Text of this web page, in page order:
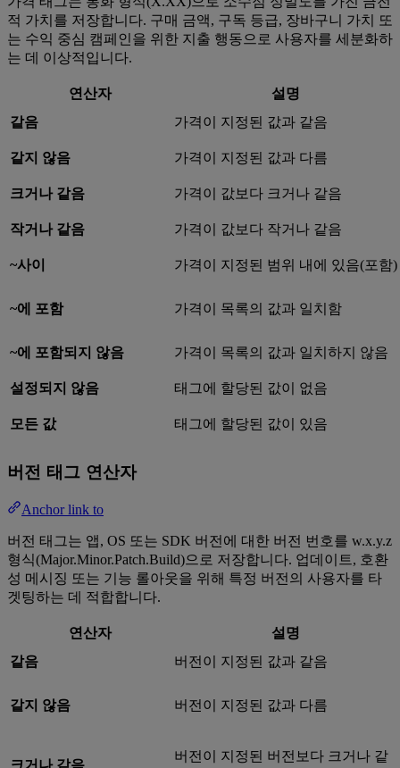
적 가치를 저장합니다. 구매 금액, 구독 등급, 장바구니 가치 또
는 수익 중심 캠페인을 위한 지출 행동으로 사용자를 세분화하
는 데 이상적입니다.
연산자
설명
같음
가격이 지정된 값과 같음
같지 않음 가격이 지정된 값과 다름
크거나 같음 가격이 값보다 크거나 같음
작거나 같음 가격이 값보다 작거나 같음
~사이 가격이 지정된 범위 내에 있음(포함)
~에 포함 가격이 목록의 값과 일치함
~에 포함되지 않음 가격이 목록의 값과 일치하지 않음
설정되지 않음 태그에 할당된 값이 없음
모든 값 태그에 할당된 값이 있음
버전 태그 연산자
Anchor link to
버전 태그는 앱, OS 또는 SDK 버전에 대한 버전 번호를 w.x.y.z
형식(Major.Minor.Patch.Build)으로 저장합니다. 업데이트, 호환
성 메시징 또는 기능 롤아웃을 위해 특정 버전의 사용자를 타
겟팅하는 데 적합합니다.
연산자
설명
같음
버전이 지정된 값과 같음
같지 않음 버전이 지정된 값과 다름
버전이 지정된 버전보다 크거나 같